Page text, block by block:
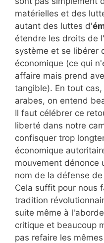
matérielles et des
autant des luttes d'
étendre les droits de
système et se libérer
économique (ce qui
affaire mais prend
tangible). En tout
arabes, on entend
Il faut célébrer ce
liberté dans notre
confisquer trop
économique
mouvement dénonce
nom de la défense
Cela suffit pour nous
tradition
suite même à
critique et beaucoup
pas refaire les